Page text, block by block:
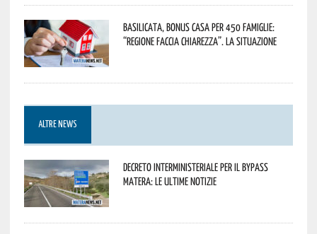
Basilicata, Bonus casa per 450 famiglie:
“Regione faccia chiarezza”. La situazione
ALTRE NEWS
Decreto interministeriale per il Bypass
Matera: le ultime notizie